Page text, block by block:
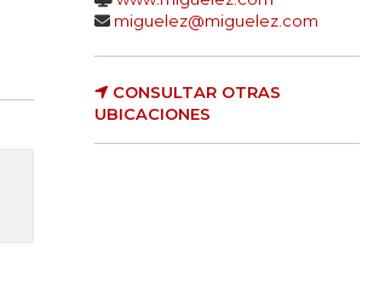
miguelez@miguelez.com
CONSULTAR OTRAS
UBICACIONES